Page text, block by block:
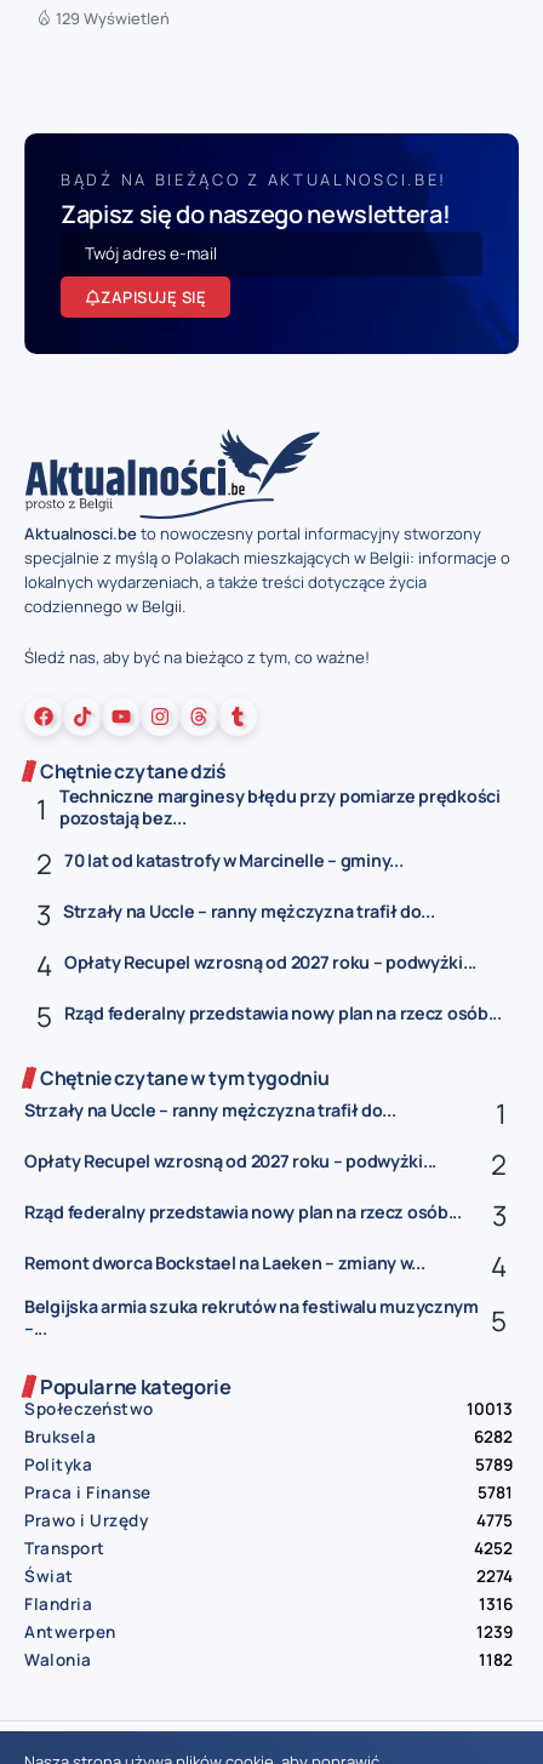
129 Wyświetleń
BĄDŹ NA BIEŻĄCO Z AKTUALNOSCI.BE!
Zapisz się do naszego newslettera!
ZAPISUJĘ SIĘ
Aktualnosci.beto nowoczesny portal informacyjny stworzony
specjalnie z myślą o Polakach mieszkających w Belgii: informacje o
lokalnych wydarzeniach, a także treści dotyczące życia
codziennego w Belgii.
Śledź nas, aby być na bieżąco z tym, co ważne!
Chętnie czytane dziś
Techniczne marginesy błędu przy pomiarze prędkości
pozostają bez...
70 lat od katastrofy w Marcinelle – gminy...
Strzały na Uccle – ranny mężczyzna trafił do...
Opłaty Recupel wzrosną od 2027 roku – podwyżki...
Rząd federalny przedstawia nowy plan na rzecz osób...
Chętnie czytane w tym tygodniu
Strzały na Uccle – ranny mężczyzna trafił do...
Opłaty Recupel wzrosną od 2027 roku – podwyżki...
Rząd federalny przedstawia nowy plan na rzecz osób...
Remont dworca Bockstael na Laeken – zmiany w...
Belgijska armia szuka rekrutów na festiwalu muzycznym
–...
Popularne kategorie
Społeczeństwo
10013
Bruksela
6282
Polityka
5789
Praca i Finanse
5781
Prawo i Urzędy
4775
Transport
4252
Świat
2274
Flandria
1316
Antwerpen
1239
Walonia
1182
© Aktualnosci.be – All Right Reserved 2016-2026